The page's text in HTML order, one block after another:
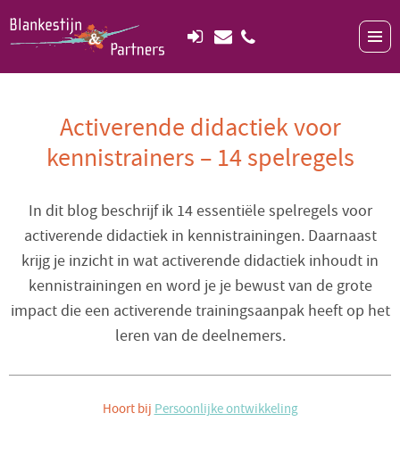
Activerende didactiek voor
kennistrainers – 14 spelregels
In dit blog beschrijf ik 14 essentiële spelregels voor
activerende didactiek in kennistrainingen. Daarnaast
krijg je inzicht in wat activerende didactiek inhoudt in
kennistrainingen en word je je bewust van de grote
impact die een activerende trainingsaanpak heeft op het
leren van de deelnemers.
Hoort bij Persoonlijke ontwikkeling